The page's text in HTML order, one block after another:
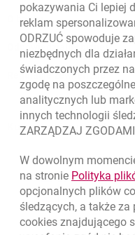
O banku
Kursy wymiany walut
Kursy wymiany walut.
WALUTA
EUR
USD
CHF
Odpowiedzialny biznes
Regulacje zewnętrzne
pokazywania Ci lepiej
reklam
ODRZUĆ spowoduje
niezbędnych dla
świadczonych przez
zgodę na
analitycznych lub
innych technologii
ZARZĄDZAJ
W dowolnym
na stronie Polityka
opcjonalnych plików
śledzących, a także
cookies znajdującego